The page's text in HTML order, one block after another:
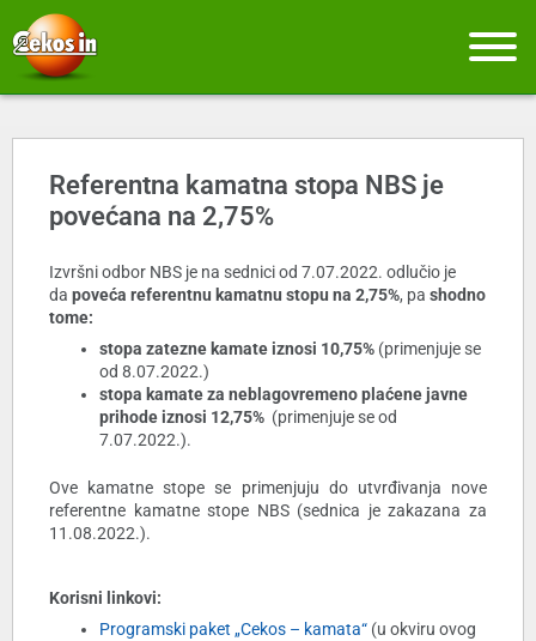
Referentna kamatna stopa NBS je
povećana na 2,75%
Izvršni odbor NBS je na sednici od 7.07.2022. odlučio je
da poveća referentnu kamatnu stopu na 2,75%, pa shodno
tome:
stopa zatezne kamate iznosi 10,75% (primenjuje se
od 8.07.2022.)
stopa kamate za neblagovremeno plaćene javne
prihode iznosi 12,75% (primenjuje se od
7.07.2022.).
Ove kamatne stope se primenjuju do utvrđivanja nove
referentne kamatne stope NBS (sednica je zakazana za
11.08.2022.).
Korisni linkovi:
Programski paket „Cekos – kamata“ (u okviru ovog